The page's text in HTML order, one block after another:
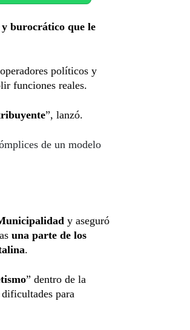
y burocrático que le
políticos y
funciones reales.
”, lanzó.
de un modelo
y aseguró
una parte de los
.
” dentro de la
para